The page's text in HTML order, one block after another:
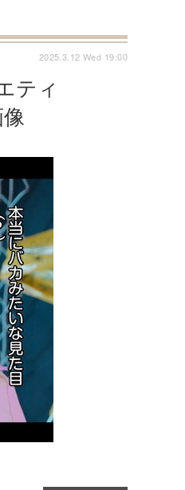
ティ
2025.3.12 Wed 19:00